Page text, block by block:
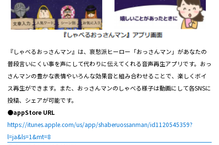
『しゃべるおっさんマン』は、哀愁派ヒーロー「おっさんマン」があなたの
普段言いにくい事を声にして代わりに伝えてくれる音声再生アプリです。おっ
さんマンの豊かな表情やいろんな効果音と組み合わせることで、楽しくボイ
ス再生ができます。また、おっさんマンのしゃべる様子は動画にして各SNSに
投稿、シェアが可能です。
●appStore URL
https://itunes.apple.com/us/app/shaberuossanman/id1120545359?
l=ja&ls=1&mt=8